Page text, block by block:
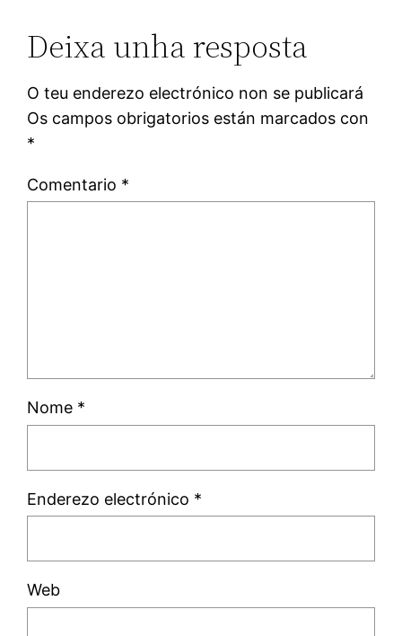
Deixa unha resposta
O teu enderezo electrónico non se publicará
Os campos obrigatorios están marcados con
*
Comentario *
Nome *
Enderezo electrónico *
Web